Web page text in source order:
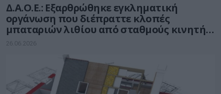
Δ.Α.Ο.Ε.: Εξαρθρώθηκε εγκληματική
οργάνωση που διέπραττε κλοπές
μπαταριών λιθίου από σταθμούς κινητής
τηλεφωνίας
26.06.2026